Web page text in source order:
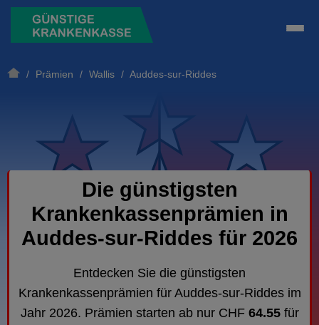
/ Prämien / Wallis/ Auddes-sur-Riddes
Die günstigsten
Krankenkassenprämien in
Auddes-sur-Riddes für 2026
Entdecken Sie die günstigsten
Krankenkassenprämien für Auddes-sur-Riddes im
Jahr 2026. Prämien starten ab nur CHF 64.55für